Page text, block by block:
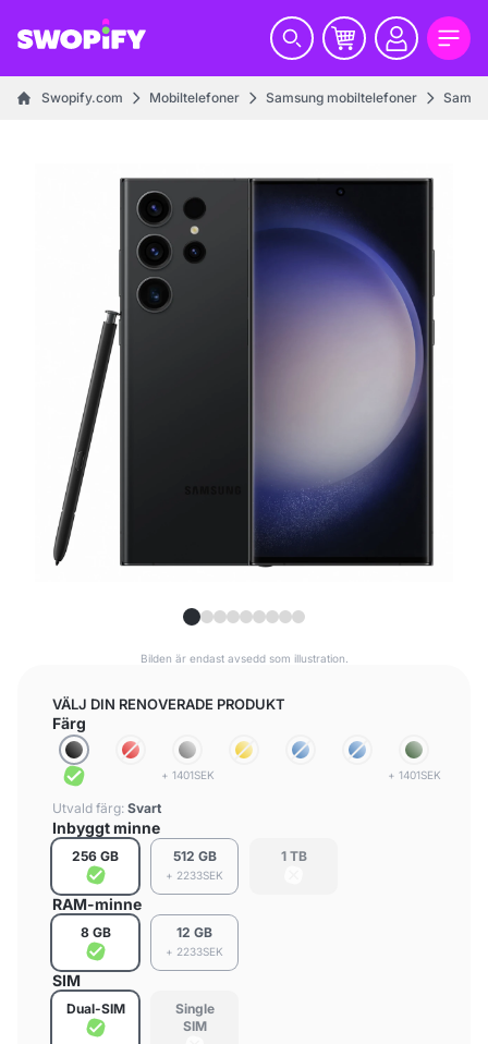
Swopify.com Mobiltelefoner Samsung mobiltelefoner
Bilden är endast avsedd som illustration.
VÄLJ DIN RENOVERADE PRODUKT
Färg
+ 1401SEK + 1401SEK
Utvald färg: Svart
Inbyggt minne
256 GB 512 GB
+ 2233SEK
1 TB
RAM-minne
8 GB 12 GB
+ 2233SEK
SIM
Dual-SIM
Single
SIM